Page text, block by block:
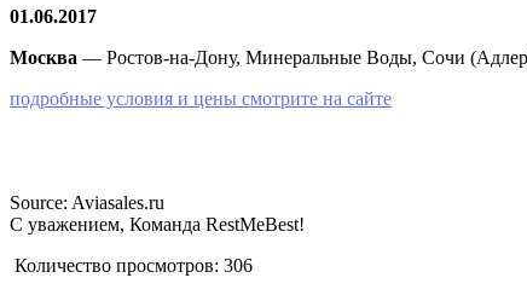
01.06.2017
Москва — Ростов-на-Дону, Минеральные Воды, Сочи
подробные условия и цены смотрите на сайте
Source: Aviasales.ru
С уважением, Команда RestMeBest!
Количество просмотров: 306